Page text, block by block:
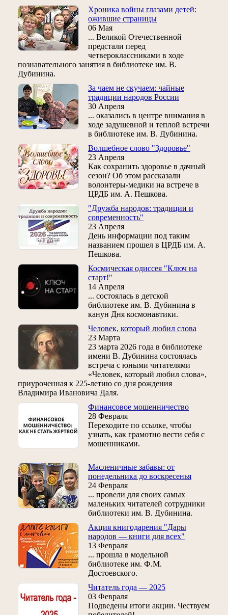
Хроника войны глазами детей:
ожившие страницы
06 Мая
... Великой Отечественной
предстали перед
четвероклассниками в ходе
познавательного занятия в библиотеке им. В.
Дубинина.
За чаем не скучаем: чайные
традиции народов России
30 Апреля
... оказались в центре внимания в
ходе задушевной и теплой встречи
в библиотеке им. В. Дубинина.
Волшебное слово "Здоровье"
23 Апреля
Как сохранить здоровье в дачный
сезон? Об этом рассказали
волонтеры-медики на встрече в
ЦРДБ им. А. Пешкова.
"Дружба народов: традиции и
современность"
23 Апреля
День информации под таким
названием прошел в ЦРДБ им. А.
Пешкова.
Космическая одиссея "Ключ на
старт!"
14 Апреля
... состоялась в детской
библиотеке им. В. Дубинина в
канун Дня космонавтики.
Человек, который любил слова
23 Марта
23 марта 2026 года в библиотеке
имени В. Дубинина состоялась
встреча с юными читателями
«Человек, который любил слова»,
приуроченная к 225‑летию со дня рождения
Владимира Ивановича Даля.
Финансовое мошенничество
28 Февраля
Переходите по ссылке, чтобы
узнать, как грамотно вести себя с
мошенниками.
Масленичные забавы: от
понедельника до воскресенья
24 Февраля
... провели для своих самых
маленьких читателей сотрудники
библиотеки им. В. Дубинина.
Акция книгодарения "Дары
народов — книги для всех"
13 Февраля
... прошла в модельной
библиотеке им. Ф.М.
Достоевского.
Читатель года — 2025
03 Февраля
Подведены итоги акции. Чествуем